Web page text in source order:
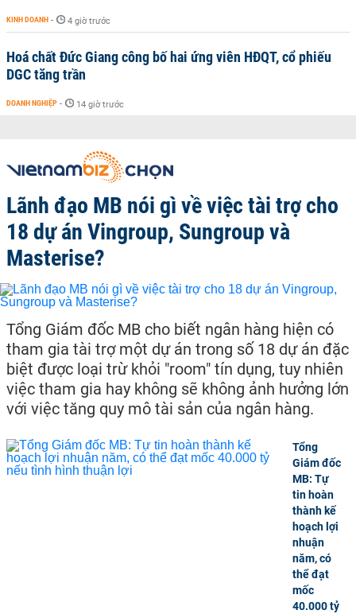
KINH DOANH - 4 giờ trước
Hoá chất Đức Giang công bố hai ứng viên HĐQT, cổ phiếu
DGC tăng trần
DOANH NGHIỆP - 14 giờ trước
Lãnh đạo MB nói gì về việc tài trợ cho
18 dự án Vingroup, Sungroup và
Masterise?
Tổng Giám đốc MB cho biết ngân hàng hiện có
tham gia tài trợ một dự án trong số 18 dự án đặc
biệt được loại trừ khỏi "room" tín dụng, tuy nhiên
việc tham gia hay không sẽ không ảnh hưởng lớn
với việc tăng quy mô tài sản của ngân hàng.
Tổng
Giám đốc
MB: Tự
tin hoàn
thành kế
hoạch lợi
nhuận
năm, có
thể đạt
mốc
40.000 tỷ